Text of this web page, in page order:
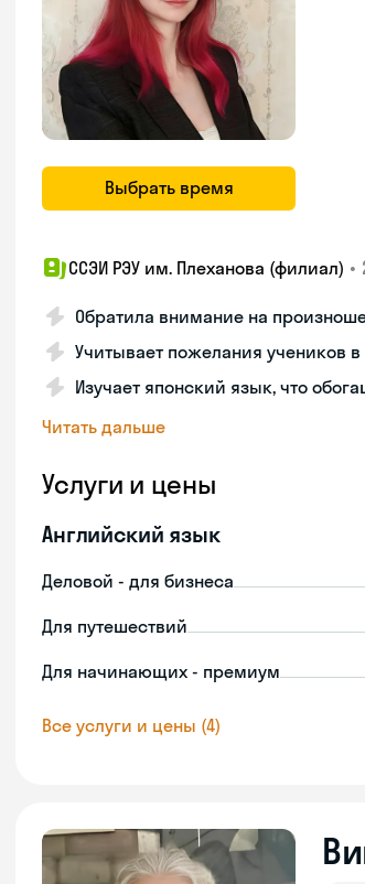
Выбрать время
ССЭИ РЭУ им. Плеханова (филиал) •
Обратила внимание на
Учитывает пожелания учеников
Изучает японский язык, что
Читать дальше
Услуги и цены
Английский язык
Деловой - для бизнеса
Для путешествий
Для начинающих - премиум
Все услуги и цены (4)